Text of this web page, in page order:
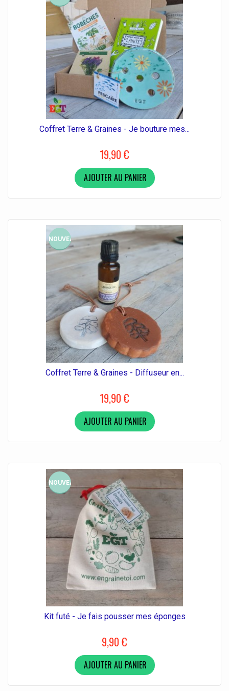
Coffret Terre & Graines - Je bouture mes...
19,90 €
AJOUTER AU PANIER
NOUVEAU
Coffret Terre & Graines - Diffuseur en...
19,90 €
AJOUTER AU PANIER
NOUVEAU
Kit futé - Je fais pousser mes éponges
9,90 €
AJOUTER AU PANIER